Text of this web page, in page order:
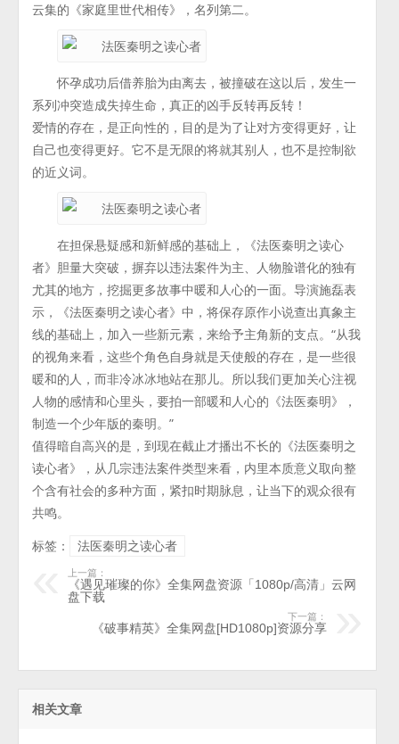
云集的《家庭里世代相传》，名列第二。
怀孕成功后借养胎为由离去，被撞破在这以后，发生一
系列冲突造成失掉生命，真正的凶手反转再反转！
爱情的存在，是正向性的，目的是为了让对方变得更好，让
自己也变得更好。它不是无限的将就其别人，也不是控制欲
的近义词。
在担保悬疑感和新鲜感的基础上，《法医秦明之读心
者》胆量大突破，摒弃以违法案件为主、人物脸谱化的独有
尤其的地方，挖掘更多故事中暖和人心的一面。导演施磊表
示，《法医秦明之读心者》中，将保存原作小说查出真象主
线的基础上，加入一些新元素，来给予主角新的支点。“从我
的视角来看，这些个角色自身就是天使般的存在，是一些很
暖和的人，而非冷冰冰地站在那儿。所以我们更加关心注视
人物的感情和心里头，要拍一部暖和人心的《法医秦明》，
制造一个少年版的秦明。”
值得暗自高兴的是，到现在截止才播出不长的《法医秦明之
读心者》，从几宗违法案件类型来看，内里本质意义取向整
个含有社会的多种方面，紧扣时期脉息，让当下的观众很有
共鸣。
标签：
法医秦明之读心者
上一篇：
《遇见璀璨的你》全集网盘资源「1080p/高清」云网
盘下载
下一篇：
《破事精英》全集网盘[HD1080p]资源分享
相关文章